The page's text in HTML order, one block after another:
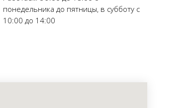
понедельника до пятницы, в субботу с
10:00 до 14:00